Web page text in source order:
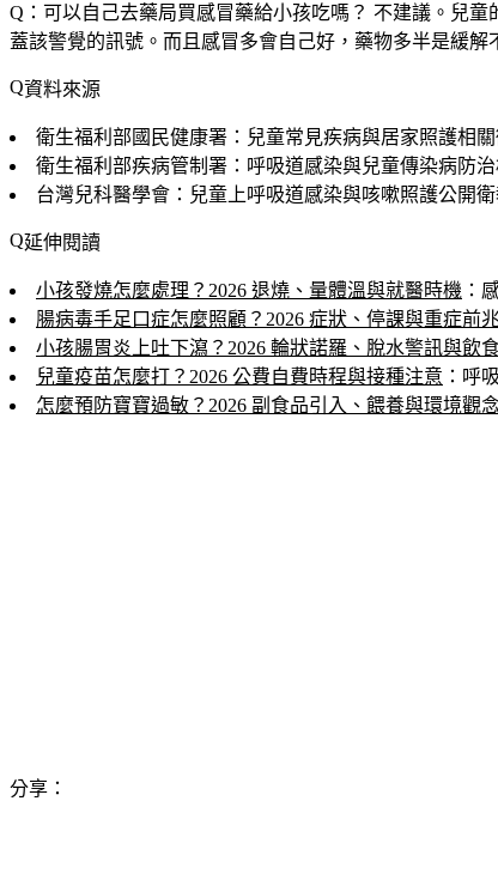
Q：可以自己去藥局買感冒藥給小孩吃嗎？ 不建議。兒童
蓋該警覺的訊號。而且感冒多會自己好，藥物多半是緩
資料來源
衛生福利部國民健康署：兒童常見疾病與居家照護相關
衛生福利部疾病管制署：呼吸道感染與兒童傳染病防治
台灣兒科醫學會：兒童上呼吸道感染與咳嗽照護公開衛
延伸閱讀
小孩發燒怎麼處理？2026 退燒、量體溫與就醫時機 ：
腸病毒手足口症怎麼照顧？2026 症狀、停課與重症前
小孩腸胃炎上吐下瀉？2026 輪狀諾羅、脫水警訊與飲
兒童疫苗怎麼打？2026 公費自費時程與接種注意 ：呼
怎麼預防寶寶過敏？2026 副食品引入、餵養與環境觀念
分享：